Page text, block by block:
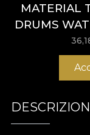
MATERIAL
DRUMS